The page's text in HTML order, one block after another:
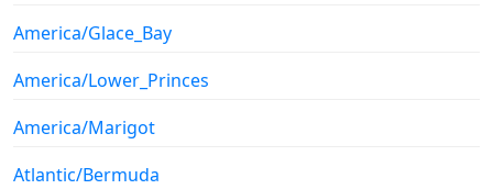
America/Glace_Bay
America/Lower_Princes
America/Marigot
Atlantic/Bermuda